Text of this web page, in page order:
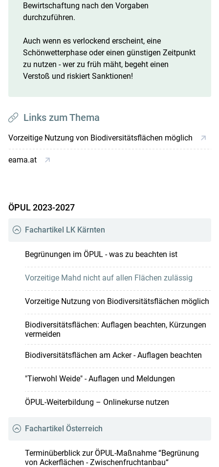
Bewirtschaftung nach den Vorgaben
durchzuführen.
Auch wenn es verlockend erscheint, eine
Schönwetterphase oder einen günstigen Zeitpunkt
zu nutzen - wer zu früh mäht, begeht einen
Verstoß und riskiert Sanktionen!
Links zum Thema
Vorzeitige Nutzung von Biodiversitätsflächen möglich
eama.at
ÖPUL 2023-2027
Fachartikel LK Kärnten
Begrünungen im ÖPUL - was zu beachten ist
Vorzeitige Mahd nicht auf allen Flächen zulässig
Vorzeitige Nutzung von Biodiversitätsflächen möglich
Biodiversitäts­flächen: Auflagen beachten, Kürzungen
vermeiden
Biodiversitätsflächen am Acker - Auflagen beachten
"Tierwohl Weide" - Auflagen und Meldungen
ÖPUL-Weiterbildung – Onlinekurse nutzen
Fachartikel Österreich
Terminüberblick zur ÖPUL-Maßnahme “Begrünung
von Ackerflächen - Zwischenfruchtanbau“